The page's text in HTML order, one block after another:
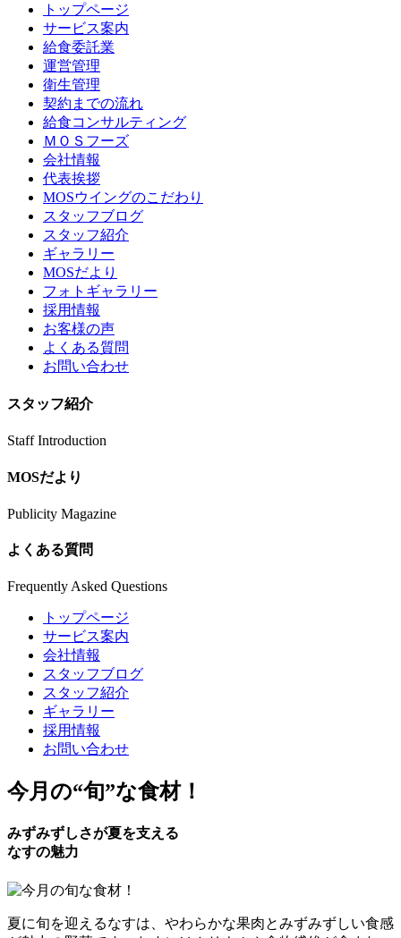
トップページ
サービス案内
給食委託業
運営管理
衛生管理
契約までの流れ
給食コンサルティング
ＭＯＳフーズ
会社情報
代表挨拶
MOSウイングのこだわり
スタッフブログ
スタッフ紹介
ギャラリー
MOSだより
フォトギャラリー
採用情報
お客様の声
よくある質問
お問い合わせ
スタッフ紹介
Staff Introduction
MOSだより
Publicity Magazine
よくある質問
Frequently Asked Questions
トップページ
サービス案内
会社情報
スタッフブログ
スタッフ紹介
ギャラリー
採用情報
お問い合わせ
今月の“旬”な食材！
みずみずしさが夏を支える
なすの魅力
夏に旬を迎えるなすは、やわらかな果肉とみずみずしい食感